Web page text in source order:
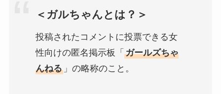
＜ガルちゃんとは？＞
投稿されたコメントに投票できる女
性向けの匿名掲示板「 ガールズちゃ
んねる」の略称のこと。